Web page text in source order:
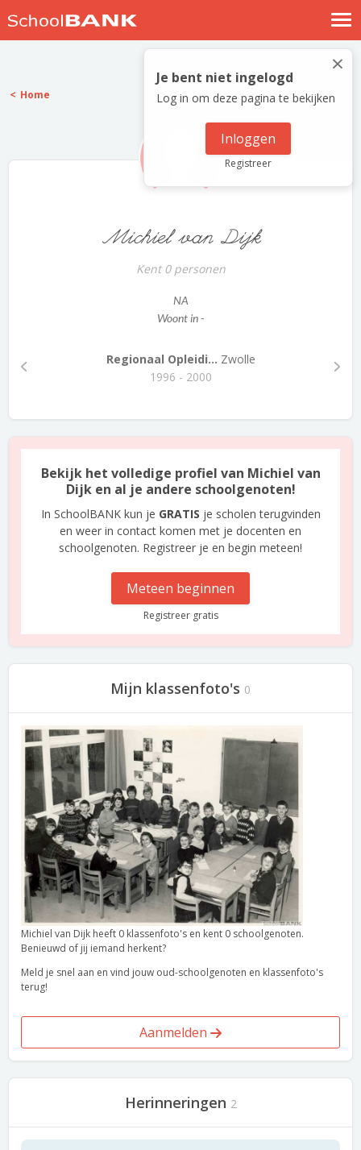
Nostalgische verhalen
Log in
Meld je gratis aan
×
Je bent niet ingelogd
Log in om deze pagina te bekijken
Inloggen
Registreer
Home
Michiel van Dijk
Kent 0 personen
NA
Woont in -
Regionaal Opleidi... Zwolle
1996 - 2000
Bekijk het volledige profiel van Michiel van
Dijk en al je andere schoolgenoten!
In SchoolBANK kun je GRATIS je scholen terugvinden
en weer in contact komen met je docenten en
schoolgenoten. Registreer je en begin meteen!
Meteen beginnen
Registreer gratis
Mijn klassenfoto's 0
Michiel van Dijk heeft 0 klassenfoto's en kent 0 schoolgenoten.
Benieuwd of jij iemand herkent?
Meld je snel aan en vind jouw oud-schoolgenoten en klassenfoto's
terug!
Aanmelden
Herinneringen 2